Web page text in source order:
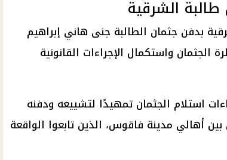
الشرقية
بدفن جثمان الطالبة جنى هاني إبراهيم
الجثمان واستكمال الإجراءات القانونية
استلام الجثمان تمهيدًا لتشييعه ودفنه
أهالي مدينة فاقوس، الذين تابعوا الواقعة